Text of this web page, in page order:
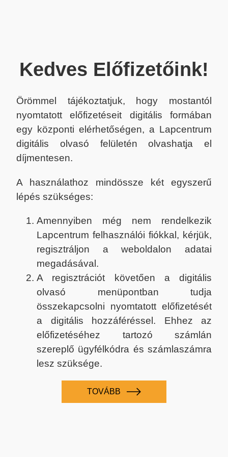
Kedves Előfizetőink!
Örömmel tájékoztatjuk, hogy mostantól
nyomtatott előfizetéseit digitális formában
egy központi elérhetőségen, a Lapcentrum
digitális olvasó felületén olvashatja el
díjmentesen.
A használathoz mindössze két egyszerű
lépés szükséges:
Amennyiben még nem rendelkezik
Lapcentrum felhasználói fiókkal, kérjük,
regisztráljon a weboldalon adatai
megadásával.
A regisztrációt követően a digitális
olvasó menüpontban tudja
összekapcsolni nyomtatott előfizetését
a digitális hozzáféréssel. Ehhez az
előfizetéséhez tartozó számlán
szereplő ügyfélkódra és számlaszámra
lesz szüksége.
TOVÁBB